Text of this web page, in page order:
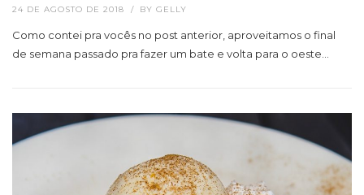
24 DE AGOSTO DE 2018 BY GELLY
Como contei pra vocês no post anterior, aproveitamos o final
de semana passado pra fazer um bate e volta para o oeste…